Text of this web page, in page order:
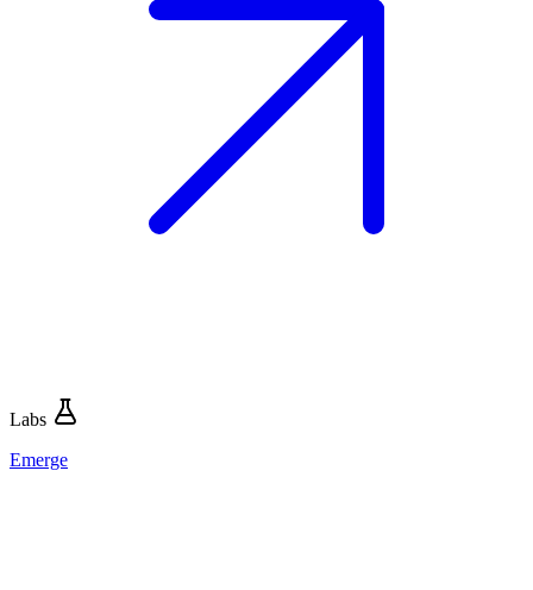
Labs
Emerge